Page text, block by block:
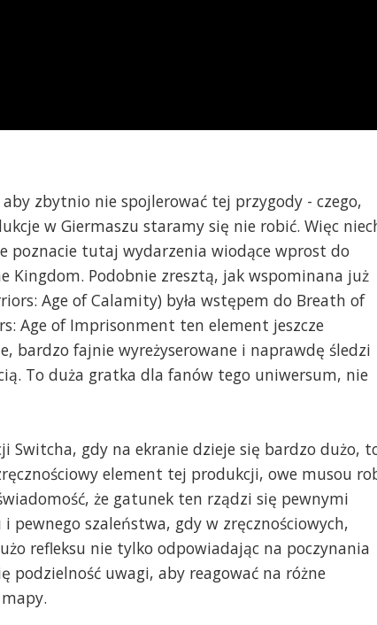
zbytnio nie spojlerować tej przygody - czego,
w Giermaszu staramy się nie robić. Więc
poznacie tutaj wydarzenia wiodące wprost do
Kingdom. Podobnie zresztą, jak wspominana już
Age of Calamity) była wstępem do Breath of
Age of Imprisonment ten element jeszcze
bardzo fajnie wyreżyserowane i naprawdę śledzi
To duża gratka dla fanów tego uniwersum, nie
Switcha, gdy na ekranie dzieje się bardzo dużo,
element tej produkcji, owe musou
że gatunek ten rządzi się pewnymi
pewnego szaleństwa, gdy w zręcznościowych,
refleksu nie tylko odpowiadając na poczynania
podzielność uwagi, aby reagować na różne